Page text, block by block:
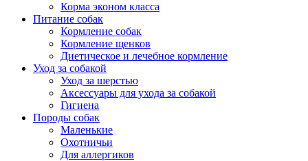
Корма эконом класса
Питание собак
Кормление собак
Кормление щенков
Диетическое и лечебное кормление
Уход за собакой
Уход за шерстью
Аксессуары для ухода за собакой
Гигиена
Породы собак
Маленькие
Охотничьи
Для аллергиков